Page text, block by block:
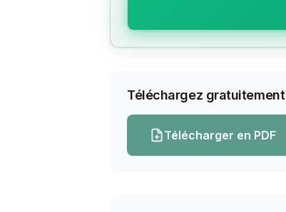
Téléchargez
Télécharger en PDF